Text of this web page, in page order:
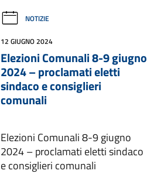
NOTIZIE
12 GIUGNO 2024
Elezioni Comunali 8-9 giugno
2024 – proclamati eletti
sindaco e consiglieri
comunali
Elezioni Comunali 8-9 giugno
2024 – proclamati eletti sindaco
e consiglieri comunali